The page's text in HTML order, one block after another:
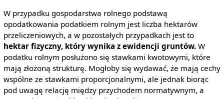
W przypadku gospodarstwa rolnego podstawą
opodatkowania podatkiem rolnym jest liczba hektarów
przeliczeniowych, a w pozostałych przypadkach jest to
hektar fizyczny, który wynika z ewidencji gruntów. W
podatku rolnym posłużono się stawkami kwotowymi, które
mają złożoną strukturę. Mogłoby się wydawać, że mają cechy
wspólne ze stawkami proporcjonalnymi, ale jednak biorąc
pod uwagę relację między przychodem normatywnym, a